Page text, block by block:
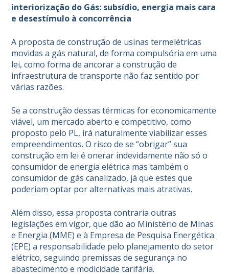
interiorização do Gás: subsídio, energia mais cara
e desestímulo à concorrência
A proposta de construção de usinas termelétricas
movidas a gás natural, de forma compulsória em uma
lei, como forma de ancorar a construção de
infraestrutura de transporte não faz sentido por
várias razões.
Se a construção dessas térmicas for economicamente
viável, um mercado aberto e competitivo, como
proposto pelo PL, irá naturalmente viabilizar esses
empreendimentos. O risco de se “obrigar” sua
construção em lei é onerar indevidamente não só o
consumidor de energia elétrica mas também o
consumidor de gás canalizado, já que estes que
poderiam optar por alternativas mais atrativas.
Além disso, essa proposta contraria outras
legislações em vigor, que dão ao Ministério de Minas
e Energia (MME) e à Empresa de Pesquisa Energética
(EPE) a responsabilidade pelo planejamento do setor
elétrico, seguindo premissas de segurança no
abastecimento e modicidade tarifária.